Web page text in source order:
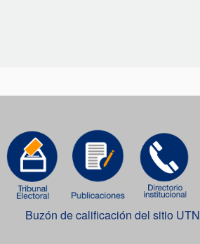
Buzón de calificación del sitio UTN